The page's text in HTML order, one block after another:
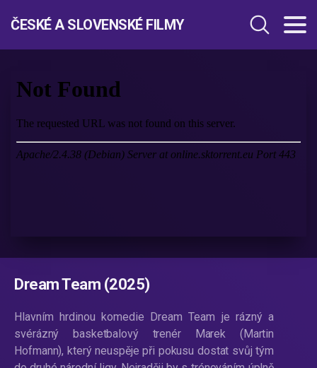
ČESKÉ A SLOVENSKÉ FILMY
Dream Team (2025)
Hlavním hrdinou komedie Dream Team je rázný a
svérázný basketbalový trenér Marek (Martin
Hofmann), který neuspěje při pokusu dostat svůj tým